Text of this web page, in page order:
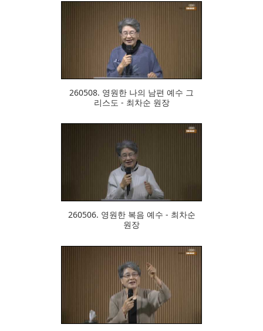
260508. 영원한 나의 남편 예수 그
리스도 - 최차순 원장
260506. 영원한 복음 예수 - 최차순
원장